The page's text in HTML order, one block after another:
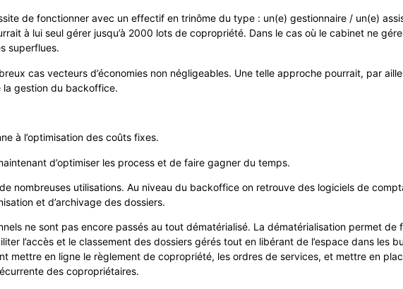
de fonctionner avec un effectif en trinôme du type : un(e) gestionnaire / un(e)
à lui seul gérer jusqu’à 2000 lots de copropriété. Dans le cas où le cabinet ne
superflues.
cas vecteurs d’économies non négligeables. Une telle approche pourrait, par
la gestion du backoffice.
à l’optimisation des coûts fixes.
d’optimiser les process et de faire gagner du temps.
nombreuses utilisations. Au niveau du backoffice on retrouve des logiciels de
et d’archivage des dossiers.
ne sont pas encore passés au tout dématérialisé. La dématérialisation permet
l’accès et le classement des dossiers gérés tout en libérant de l’espace dans les
mettre en ligne le règlement de copropriété, les ordres de services, et mettre en
des copropriétaires.